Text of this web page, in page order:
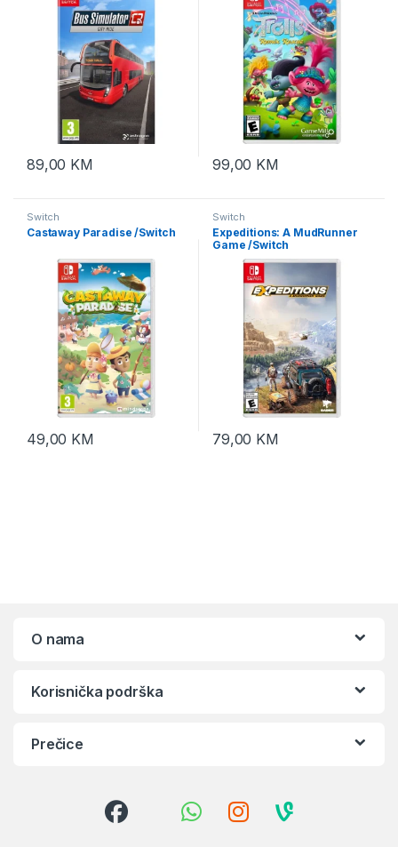
89,00 KM 99,00 KM
Switch
Castaway Paradise /Switch
49,00 KM
Switch
Expeditions: A MudRunner
Game /Switch
79,00 KM
O nama
Korisnička podrška
Prečice